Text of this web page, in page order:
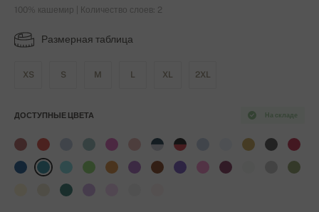
100% кашемир | Количество слоев: 2
Размерная таблица
XS S M L XL 2XL
На складе
ДОСТУПНЫЕ ЦВЕТА